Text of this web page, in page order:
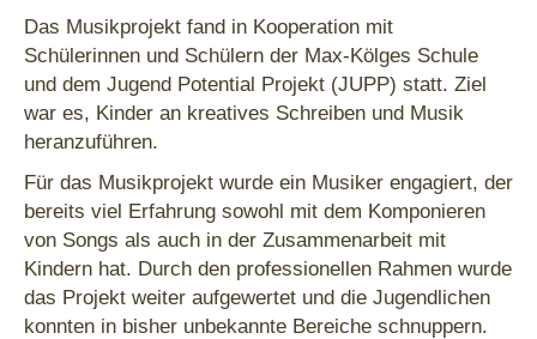
Das Musikprojekt fand in Kooperation mit
Schülerinnen und Schülern der Max-Kölges Schule
und dem Jugend Potential Projekt (JUPP) statt. Ziel
war es, Kinder an kreatives Schreiben und Musik
heranzuführen.
Für das Musikprojekt wurde ein Musiker engagiert, der
bereits viel Erfahrung sowohl mit dem Komponieren
von Songs als auch in der Zusammenarbeit mit
Kindern hat. Durch den professionellen Rahmen wurde
das Projekt weiter aufgewertet und die Jugendlichen
konnten in bisher unbekannte Bereiche schnuppern.